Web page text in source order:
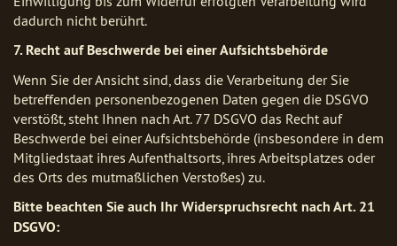
dadurch nicht berührt.
7. Recht auf Beschwerde bei einer Aufsichtsbehörde
Wenn Sie der Ansicht sind, dass die Verarbeitung der Sie
betreffenden personenbezogenen Daten gegen die DSGVO
verstößt, steht Ihnen nach Art. 77 DSGVO das Recht auf
Beschwerde bei einer Aufsichtsbehörde (insbesondere in dem
Mitgliedstaat ihres Aufenthaltsorts, ihres Arbeitsplatzes oder
des Orts des mutmaßlichen Verstoßes) zu.
Bitte beachten Sie auch Ihr Widerspruchsrecht nach Art. 21
DSGVO: